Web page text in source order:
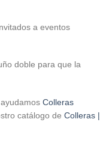
a eventos
doble para que la
Colleras
catálogo de Colleras |